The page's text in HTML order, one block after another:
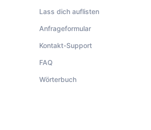
Lass dich auflisten
Anfrageformular
Kontakt-Support
FAQ
Wörterbuch